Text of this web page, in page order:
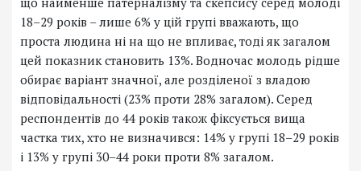
18–29 років – лише 6% у цій групі вважають, що
проста людина ні на що не впливає, тоді як загалом
цей показник становить 13%. Водночас молодь рідше
обирає варіант значної, але розділеної з владою
відповідальності (23% проти 28% загалом). Серед
респондентів до 44 років також фіксується вища
частка тих, хто не визначився: 14% у групі 18–29 років
і 13% у групі 30–44 роки проти 8% загалом.